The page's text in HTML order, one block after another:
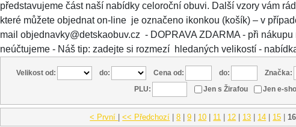
představujeme část naší nabídky celoroční obuvi. Další vzory vám
které můžete objednat on-line je označeno ikonkou (košík) – v
mail objednavky@detskaobuv.cz - DOPRAVA ZDARMA - při
neúčtujeme - Náš tip: zadejte si rozmezí hledaných velikostí -
Velikost od: do: Cena od: do:
Značka:
PLU:
Jen s Žirafou Jen e-
< První |<< Předchozí |8 |9 10 11 12 13 14 15 |16